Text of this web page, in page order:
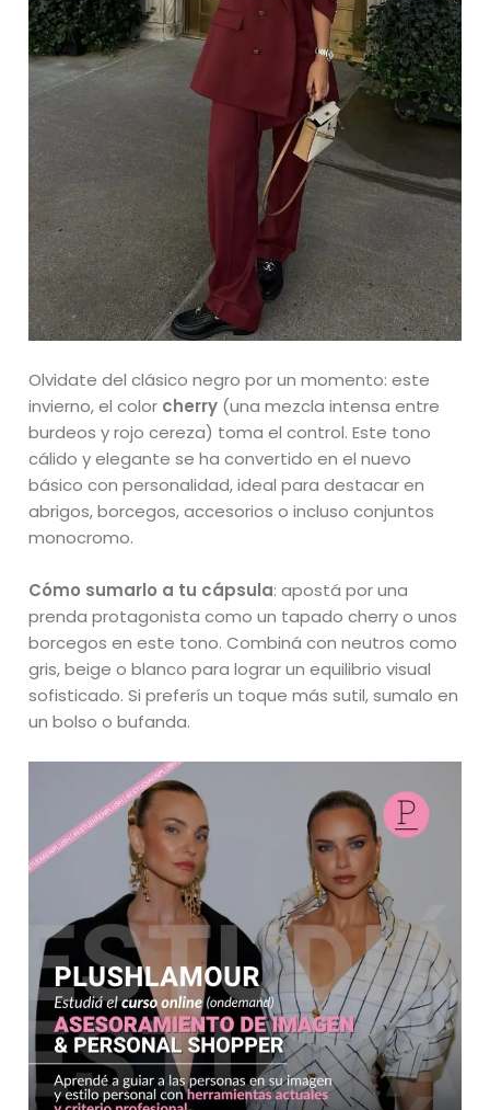
Olvidate del clásico negro por un momento: este
invierno, el color cherry (una mezcla intensa entre
burdeos y rojo cereza) toma el control. Este tono
cálido y elegante se ha convertido en el nuevo
básico con personalidad, ideal para destacar en
abrigos, borcegos, accesorios o incluso conjuntos
monocromo.
Cómo sumarlo a tu cápsula: apostá por una
prenda protagonista como un tapado cherry o unos
borcegos en este tono. Combiná con neutros como
gris, beige o blanco para lograr un equilibrio visual
sofisticado. Si preferís un toque más sutil, sumalo en
un bolso o bufanda.